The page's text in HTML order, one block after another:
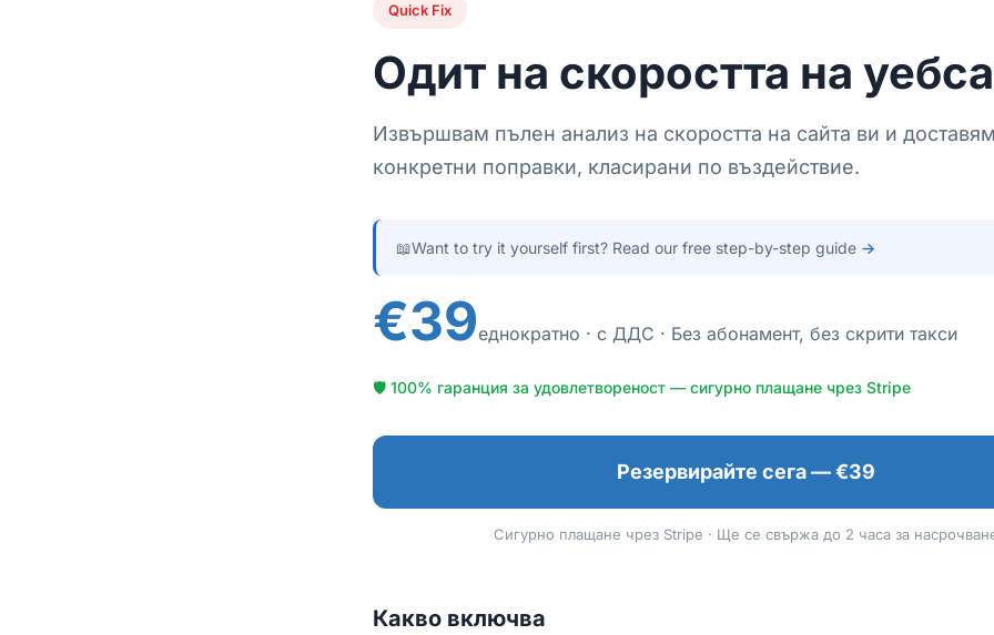
Quick Fix
Одит на скоростта на
Извършвам пълен анализ на скоростта на сайта ви и
конкретни поправки, класирани по въздействие.
📖Want to try it yourself first? Read our free step-by-step guide →
€39еднократно · с ДДС · Без абонамент, без скрити такси
🛡 100% гаранция за удовлетвореност — сигурно плащане чрез Stripe
Резервирайте сега — €39
Сигурно плащане чрез Stripe · Ще се свържа до 2 часа за
Какво включва